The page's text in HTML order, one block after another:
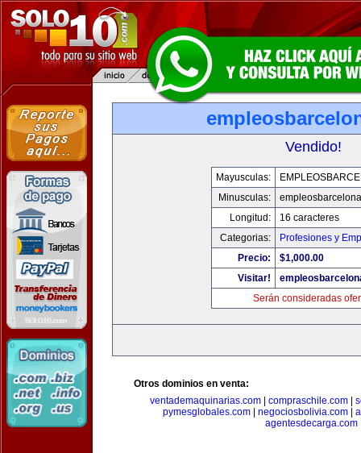
Vendido!
Mayusculas:
Minusculas:
Longitud:
16 caracteres
Categorias:
Profesiones y
Precio:
$1,000.00
Visitar!
Serán consideradas
Otros dominios en venta:
ventademaquinarias.com| compraschile.com|
pymesglobales.com| negociosbolivia.com|
agentesdecarga.com